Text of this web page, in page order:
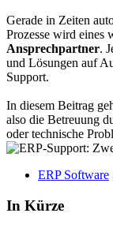
Gerade in Zeiten
Prozesse wird eines
Ansprechpartner.
und Lösungen auf
Support.
In diesem Beitrag
also die Betreuung
oder technische
ERP Software
In Kürze